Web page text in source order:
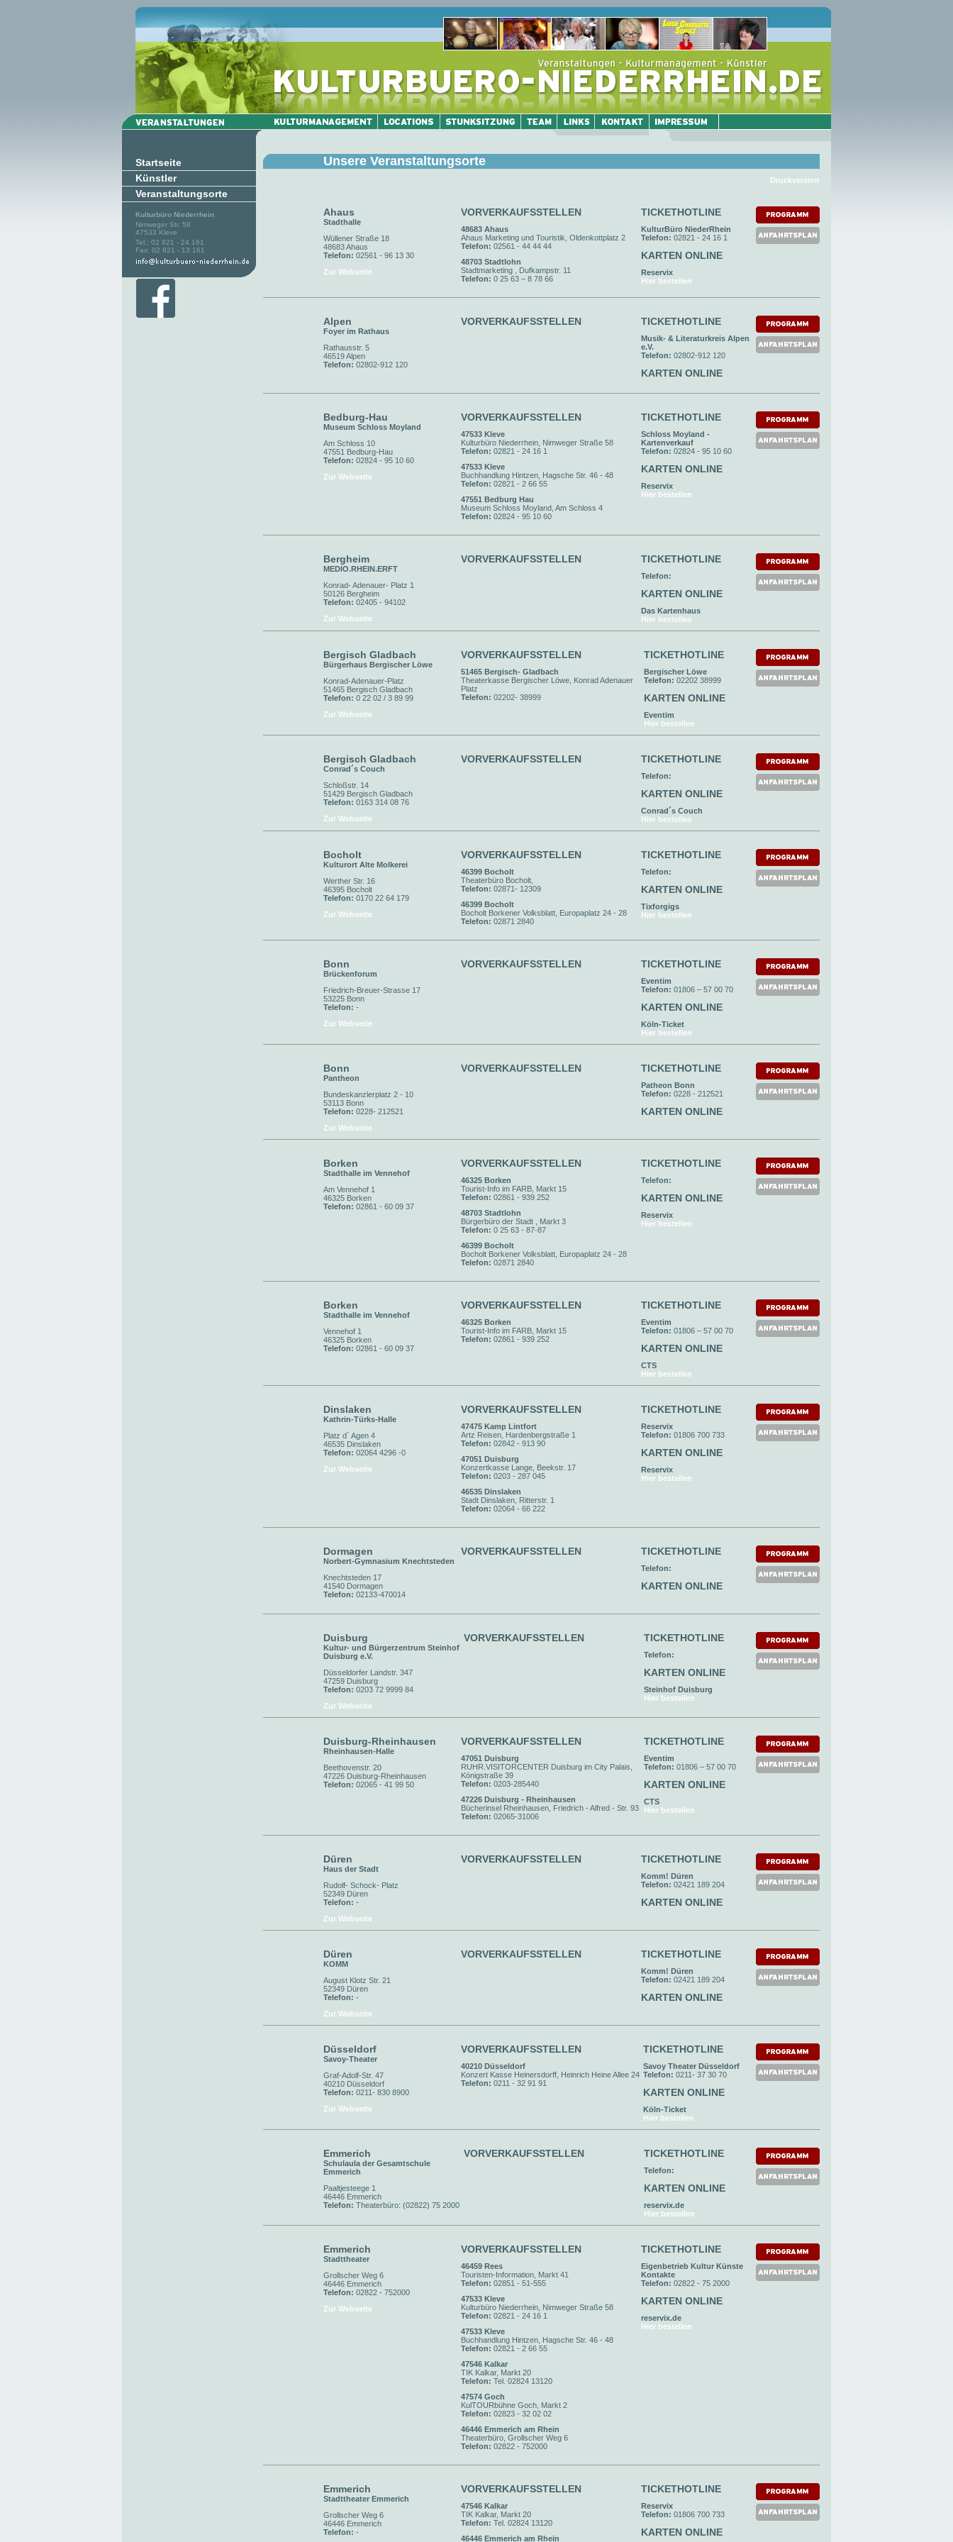
Startseite
Künstler
Veranstaltungsorte
Kulturbüro Niederrhein
Nimweger Str. 58
47533 Kleve
Tel.: 02 821 - 24 161
Fax: 02 821 - 13 161
Unsere Veranstaltungsorte
Druckversion
Ahaus
Stadthalle
Wüllener Straße 18
48683 Ahaus
Telefon: 02561 - 96 13 30
Zur Webseite
VORVERKAUFSSTELLEN
48683 Ahaus
Ahaus Marketing und Touristik, Oldenkottplatz 2
Telefon: 02561 - 44 44 44
48703 Stadtlohn
Stadtmarketing , Dufkampstr. 11
Telefon: 0 25 63 – 8 78 66
TICKETHOTLINE
KulturBüro NiederRhein
Telefon: 02821 - 24 16 1
KARTEN ONLINE
Reservix
Hier bestellen
Alpen
Foyer im Rathaus
Rathausstr. 5
46519 Alpen
Telefon: 02802-912 120
VORVERKAUFSSTELLEN TICKETHOTLINE
Musik- & Literaturkreis Alpen
e.V.
Telefon: 02802-912 120
KARTEN ONLINE
Bedburg-Hau
Museum Schloss Moyland
Am Schloss 10
47551 Bedburg-Hau
Telefon: 02824 - 95 10 60
Zur Webseite
VORVERKAUFSSTELLEN
47533 Kleve
Kulturbüro Niederrhein, Nimweger Straße 58
Telefon: 02821 - 24 16 1
47533 Kleve
Buchhandlung Hintzen, Hagsche Str. 46 - 48
Telefon: 02821 - 2 66 55
47551 Bedburg Hau
Museum Schloss Moyland, Am Schloss 4
Telefon: 02824 - 95 10 60
TICKETHOTLINE
Schloss Moyland -
Kartenverkauf
Telefon: 02824 - 95 10 60
KARTEN ONLINE
Reservix
Hier bestellen
Bergheim
MEDIO.RHEIN.ERFT
Konrad- Adenauer- Platz 1
50126 Bergheim
Telefon: 02405 - 94102
Zur Webseite
VORVERKAUFSSTELLEN TICKETHOTLINE
Telefon:
KARTEN ONLINE
Das Kartenhaus
Hier bestellen
Bergisch Gladbach
Bürgerhaus Bergischer Löwe
Konrad-Adenauer-Platz
51465 Bergisch Gladbach
Telefon: 0 22 02 / 3 89 99
Zur Webseite
VORVERKAUFSSTELLEN
51465 Bergisch- Gladbach
Theaterkasse Bergischer Löwe, Konrad Adenauer
Platz
Telefon: 02202- 38999
TICKETHOTLINE
Bergischer Löwe
Telefon: 02202 38999
KARTEN ONLINE
Eventim
Hier bestellen
Bergisch Gladbach
Conrad´s Couch
Schloßstr. 14
51429 Bergisch Gladbach
Telefon: 0163 314 08 76
Zur Webseite
VORVERKAUFSSTELLEN TICKETHOTLINE
Telefon:
KARTEN ONLINE
Conrad´s Couch
Hier bestellen
Bocholt
Kulturort Alte Molkerei
Werther Str. 16
46395 Bocholt
Telefon: 0170 22 64 179
Zur Webseite
VORVERKAUFSSTELLEN
46399 Bocholt
Theaterbüro Bocholt,
Telefon: 02871- 12309
46399 Bocholt
Bocholt Borkener Volksblatt, Europaplatz 24 - 28
Telefon: 02871 2840
TICKETHOTLINE
Telefon:
KARTEN ONLINE
Tixforgigs
Hier bestellen
Bonn
Brückenforum
Friedrich-Breuer-Strasse 17
53225 Bonn
Telefon: -
Zur Webseite
VORVERKAUFSSTELLEN TICKETHOTLINE
Eventim
Telefon: 01806 – 57 00 70
KARTEN ONLINE
Köln-Ticket
Hier bestellen
Bonn
Pantheon
Bundeskanzlerplatz 2 - 10
53113 Bonn
Telefon: 0228- 212521
Zur Webseite
VORVERKAUFSSTELLEN TICKETHOTLINE
Patheon Bonn
Telefon: 0228 - 212521
KARTEN ONLINE
Borken
Stadthalle im Vennehof
Am Vennehof 1
46325 Borken
Telefon: 02861 - 60 09 37
VORVERKAUFSSTELLEN
46325 Borken
Tourist-Info im FARB, Markt 15
Telefon: 02861 - 939 252
48703 Stadtlohn
Bürgerbüro der Stadt , Markt 3
Telefon: 0 25 63 - 87-87
46399 Bocholt
Bocholt Borkener Volksblatt, Europaplatz 24 - 28
Telefon: 02871 2840
TICKETHOTLINE
Telefon:
KARTEN ONLINE
Reservix
Hier bestellen
Borken
Stadthalle im Vennehof
Vennehof 1
46325 Borken
Telefon: 02861 - 60 09 37
VORVERKAUFSSTELLEN
46325 Borken
Tourist-Info im FARB, Markt 15
Telefon: 02861 - 939 252
TICKETHOTLINE
Eventim
Telefon: 01806 – 57 00 70
KARTEN ONLINE
CTS
Hier bestellen
Dinslaken
Kathrin-Türks-Halle
Platz d´ Agen 4
46535 Dinslaken
Telefon: 02064 4296 -0
Zur Webseite
VORVERKAUFSSTELLEN
47475 Kamp Lintfort
Artz Reisen, Hardenbergstraße 1
Telefon: 02842 - 913 90
47051 Duisburg
Konzertkasse Lange, Beekstr. 17
Telefon: 0203 - 287 045
46535 Dinslaken
Stadt Dinslaken, Ritterstr. 1
Telefon: 02064 - 66 222
TICKETHOTLINE
Reservix
Telefon: 01806 700 733
KARTEN ONLINE
Reservix
Hier bestellen
Dormagen
Norbert-Gymnasium Knechtsteden
Knechtsteden 17
41540 Dormagen
Telefon: 02133-470014
VORVERKAUFSSTELLEN TICKETHOTLINE
Telefon:
KARTEN ONLINE
Duisburg
Kultur- und Bürgerzentrum Steinhof
Duisburg e.V.
Düsseldorfer Landstr. 347
47259 Duisburg
Telefon: 0203 72 9999 84
Zur Webseite
VORVERKAUFSSTELLEN TICKETHOTLINE
Telefon:
KARTEN ONLINE
Steinhof Duisburg
Hier bestellen
Duisburg-Rheinhausen
Rheinhausen-Halle
Beethovenstr. 20
47226 Duisburg-Rheinhausen
Telefon: 02065 - 41 99 50
VORVERKAUFSSTELLEN
47051 Duisburg
RUHR.VISITORCENTER Duisburg im City Palais,
Königstraße 39
Telefon: 0203-285440
47226 Duisburg - Rheinhausen
Bücherinsel Rheinhausen, Friedrich - Alfred - Str. 93
Telefon: 02065-31006
TICKETHOTLINE
Eventim
Telefon: 01806 – 57 00 70
KARTEN ONLINE
CTS
Hier bestellen
Düren
Haus der Stadt
Rudolf- Schock- Platz
52349 Düren
Telefon: -
Zur Webseite
VORVERKAUFSSTELLEN TICKETHOTLINE
Komm! Düren
Telefon: 02421 189 204
KARTEN ONLINE
Düren
KOMM
August Klotz Str. 21
52349 Düren
Telefon: -
Zur Webseite
VORVERKAUFSSTELLEN TICKETHOTLINE
Komm! Düren
Telefon: 02421 189 204
KARTEN ONLINE
Düsseldorf
Savoy-Theater
Graf-Adolf-Str. 47
40210 Düsseldorf
Telefon: 0211- 830 8900
Zur Webseite
VORVERKAUFSSTELLEN
40210 Düsseldorf
Konzert Kasse Heinersdorff, Heinrich Heine Allee 24
Telefon: 0211 - 32 91 91
TICKETHOTLINE
Savoy Theater Düsseldorf
Telefon: 0211- 37 30 70
KARTEN ONLINE
Köln-Ticket
Hier bestellen
Emmerich
Schulaula der Gesamtschule
Emmerich
Paaltjesteege 1
46446 Emmerich
Telefon: Theaterbüro: (02822) 75 2000
VORVERKAUFSSTELLEN TICKETHOTLINE
Telefon:
KARTEN ONLINE
reservix.de
Hier bestellen
Emmerich
Stadttheater
Grollscher Weg 6
46446 Emmerich
Telefon: 02822 - 752000
Zur Webseite
VORVERKAUFSSTELLEN
46459 Rees
Touristen-Information, Markt 41
Telefon: 02851 - 51-555
47533 Kleve
Kulturbüro Niederrhein, Nimweger Straße 58
Telefon: 02821 - 24 16 1
47533 Kleve
Buchhandlung Hintzen, Hagsche Str. 46 - 48
Telefon: 02821 - 2 66 55
47546 Kalkar
TIK Kalkar, Markt 20
Telefon: Tel. 02824 13120
47574 Goch
KulTOURbühne Goch, Markt 2
Telefon: 02823 - 32 02 02
46446 Emmerich am Rhein
Theaterbüro, Grollscher Weg 6
Telefon: 02822 - 752000
TICKETHOTLINE
Eigenbetrieb Kultur Künste
Kontakte
Telefon: 02822 - 75 2000
KARTEN ONLINE
reservix.de
Hier bestellen
Emmerich
Stadttheater Emmerich
Grollscher Weg 6
46446 Emmerich
Telefon: -
VORVERKAUFSSTELLEN
47546 Kalkar
TIK Kalkar, Markt 20
Telefon: Tel. 02824 13120
46446 Emmerich am Rhein
TICKETHOTLINE
Reservix
Telefon: 01806 700 733
KARTEN ONLINE